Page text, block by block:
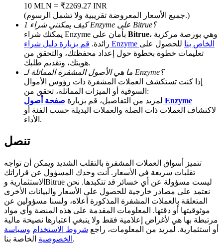
Deposit CASHCAT & Win
Share 500000 CASHCAT prize pool
Exclusive for BitMart Users
Register & Trade to Win 500,000 USDT
Precious Metals Trading Carnival
Trade Gold & Silver · 33,333 USDT Bonus
10 MLN = ₹2269.27 INR
(جميع الأسعار المعروضة تقريبية ولا تشمل الرسوم.)
كيف يمكنني شراء 1 Enzyme على Bitrue؟
Bitrue، وهي بورصة مركزية
رائدة.
قم بزيارة دليل شراء Enzyme الخاص بنا للحصول على
تعليمات خطوة بخطوة حول إعداد محفظتك، والتحقق من
هويتك، وتقديم طلبك.
ما هي الأصول المشفرة المماثلة لـ Enzyme؟
إذا كنت تستكشف العملات المشفرة ذات رؤوس الأموال
السوقية أو الميزات المماثلة، تحقق من:
لمزيد من التفاصيل، قم بزيارة صفحة أصول Enzyme
لاكتشاف العملات ذات الصلة والعملات البديلة حسب الفئة أو
الأداء.
تنصل
تتميز أسواق العملات المشفرة بالتقلب الشديد ويمكن أن تواجه
تقلبات سريعة في الأسعار. أنت وحدك المسؤول عن قراراتك
الاستثمارية وBitrue ليست مسؤولة عن أي خسائر قد تتكبدها. نحن
نعتمد على مصادر خارجية للحصول على الأسعار والبيانات الأخرى
المتعلقة بالعملات المشفرة المذكورة أعلاه، ولسنا مسؤولين عن
موثوقيتها أو دقتها. المعلومات المقدمة على هذه المنصة وأي مواد
مرتبطة بها هي لأغراض إعلامية فقط ولا ينبغي اعتبارها نصيحة مالية
أو استثمارية. لمزيد من المعلومات، راجع شروط الاستخدام وسياسة
الخصوصية الخاصة بنا.